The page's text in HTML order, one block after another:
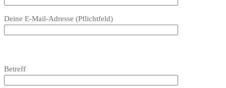
Feld
leer.
Deine E-Mail-Adresse (Pflichtfeld)
dieses
lasse
dieses
Betreff